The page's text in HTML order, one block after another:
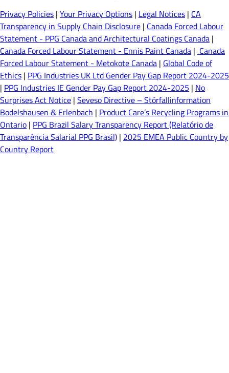
Privacy Policies | Your Privacy Options | Legal Notices | CA
Transparency in Supply Chain Disclosure | Canada Forced Labour
Statement - PPG Canada and Architectural Coatings Canada |
Canada Forced Labour Statement - Ennis Paint Canada | Canada
Forced Labour Statement - Metokote Canada | Global Code of
Ethics | PPG Industries UK Ltd Gender Pay Gap Report 2024-2025
| PPG Industries IE Gender Pay Gap Report 2024-2025 | No
Surprises Act Notice | Seveso Directive – Störfallinformation
Bodelshausen & Erlenbach | Product Care’s Recycling Programs in
Ontario | PPG Brazil Salary Transparency Report (Relatório de
Transparência Salarial PPG Brasil) | 2025 EMEA Public Country by
Country Report